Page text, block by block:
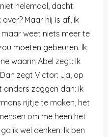
helemaal, dacht:
Maar hij is af, ik
weet niets meer te
moeten gebeuren. Ik
waarin Abel zegt: Ik
zegt Victor: Ja, op
anders zeggen dan: ik
rijtje te maken, het
om me heen het
ik wel denken: Ik ben